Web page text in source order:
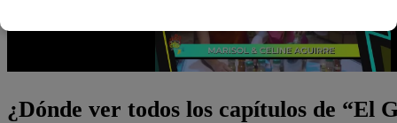
¿Dónde ver todos los capítulos de “El